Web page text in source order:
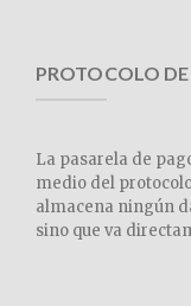
PROTOCOLO DE
La pasarela de
medio del
almacena ningún
sino que va